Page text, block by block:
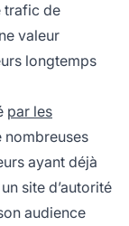
trafic de
valeur
longtemps
par les
nombreuses
ayant déjà
site d’autorité
audience